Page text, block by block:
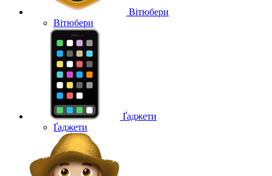
Вітюбери
Вітюбери
Ґаджети
Ґаджети